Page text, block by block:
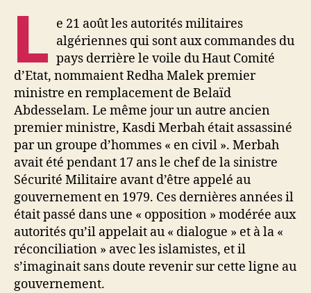
L e 21 août les autorités militaires
algériennes qui sont aux commandes du
pays derrière le voile du Haut Comité
d’Etat, nommaient Redha Malek premier
ministre en remplacement de Belaïd
Abdesselam. Le même jour un autre ancien
premier ministre, Kasdi Merbah était assassiné
par un groupe d’hommes « en civil ». Merbah
avait été pendant 17 ans le chef de la sinistre
Sécurité Militaire avant d’être appelé au
gouvernement en 1979. Ces dernières années il
était passé dans une « opposition » modérée aux
autorités qu’il appelait au « dialogue » et à la «
réconciliation » avec les islamistes, et il
s’imaginait sans doute revenir sur cette ligne au
gouvernement.